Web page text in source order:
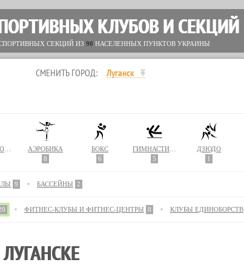
КЛУБОВ И СЕКЦИЙ
СЕКЦИЙ ИЗ 90 НАСЕЛЕННЫХ ПУНКТОВ УКРАИНЫ
СМЕНИТЬ ГОРОД: Луганск
АЭРОБИКА
8
БОКС
6
5
ДЗЮДО
1
9 БАССЕЙНЫ 2
ФИТНЕС-КЛУБЫ И ФИТНЕС-ЦЕНТРЫ 8 КЛУБЫ ЕДИНОБОРСТВ